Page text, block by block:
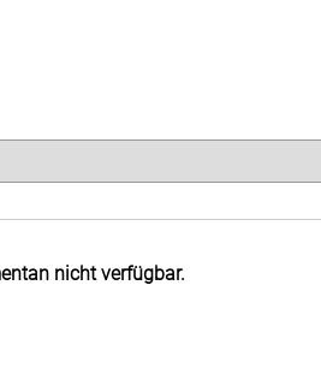
nicht verfügbar.